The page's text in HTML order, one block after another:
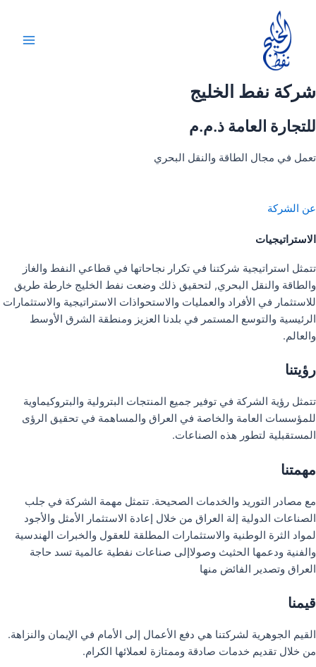
المحتوى
شركة نفط الخليج
للتجارة العامة ذ.م.م
تعمل في مجال الطاقة والنقل البحري
عن الشركة
الاستراتيجيات
تتمثل استراتيجية شركتنا في تكرار نجاحاتها في قطاعي النفط والغاز
والطاقة والنقل البحري, لتحقيق ذلك وضعت نفط الخليج خارطة طريق
للاستثمار في الأفراد والعمليات والاستحواذات الاستراتيجية والاستثمارات
الرئيسية والتوسع المستمر في بلدنا العزيز ومنطقة الشرق الأوسط
والعالم.
رؤيتنا
تتمثل رؤية الشركة في توفير جميع المنتجات البترولية والبتروكيماوية
للمؤسسات العامة والخاصة في العراق والمساهمة في تحقيق الرؤى
المستقبلية لتطور هذه الصناعات.
مهمتنا
مع مصادر التوريد والخدمات الصحيحة. تتمثل مهمة الشركة في جلب
الصناعات الدولية إلة العراق من خلال إعادة الاستثمار الأمثل والأجود
لمواد الثرة الوطنية والاستثمارات المطلقة للعقول والخبرات الهندسية
والفنية ودعمها الحثيث وصولاإلى صناعات نفطية عالمية تسد حاجة
العراق وتصدير الفائض منها
قيمنا
القيم الجوهرية لشركتنا هي دفع الأعمال إلى الأمام في الإيمان والنزاهة.
من خلال تقديم خدمات صادقة وممتازة لعملائها الكرام.